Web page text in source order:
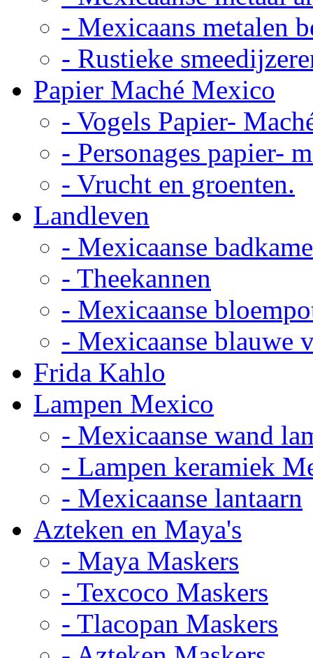
- Mexicaans metalen
- Rustieke
Papier Maché Mexico
- Vogels Papier-
- Personages papier-
- Vrucht en groenten.
Landleven
- Mexicaanse
- Theekannen
- Mexicaanse
- Mexicaanse blauwe
Frida Kahlo
Lampen Mexico
- Mexicaanse wand
- Lampen keramiek
- Mexicaanse lantaarn
Azteken en Maya's
- Maya Maskers
- Texcoco Maskers
- Tlacopan Maskers